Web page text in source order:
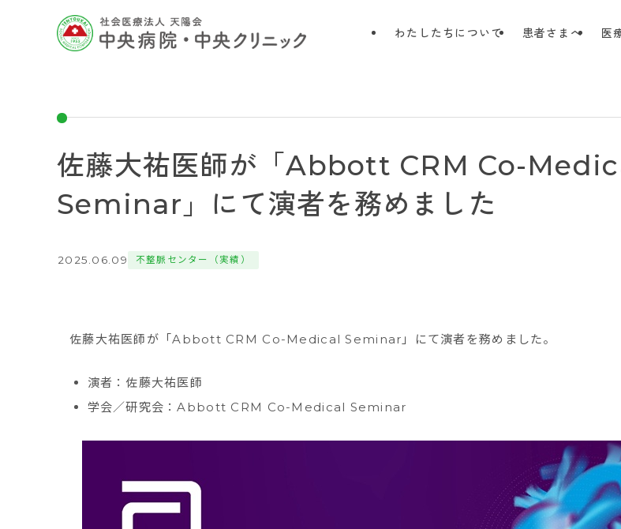
わたしたちについて 患者さまへ 医
佐藤大祐医師が「Abbott CRM Co-
Seminar」にて演者を務めました
不整脈センター（実績）
2025.06.09
佐藤大祐医師が「Abbott CRM Co-Medical Seminar」にて演者を務めました。
演者：佐藤大祐医師
学会／研究会：Abbott CRM Co-Medical Seminar